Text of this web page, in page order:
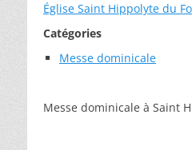
Église Saint Hippolyte du
Catégories
Messe dominicale
Messe dominicale à Saint